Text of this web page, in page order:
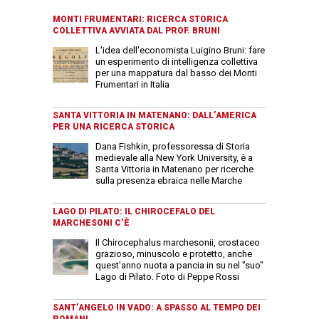
MONTI FRUMENTARI: RICERCA STORICA
COLLETTIVA AVVIATA DAL PROF. BRUNI
L'idea dell'economista Luigino Bruni: fare
un esperimento di intelligenza collettiva
per una mappatura dal basso dei Monti
Frumentari in Italia
SANTA VITTORIA IN MATENANO: DALL’AMERICA
PER UNA RICERCA STORICA
Dana Fishkin, professoressa di Storia
medievale alla New York University, è a
Santa Vittoria in Matenano per ricerche
sulla presenza ebraica nelle Marche
LAGO DI PILATO: IL CHIROCEFALO DEL
MARCHESONI C’È
Il Chirocephalus marchesonii, crostaceo
grazioso, minuscolo e protetto, anche
quest'anno nuota a pancia in su nel "suo"
Lago di Pilato. Foto di Peppe Rossi
SANT’ANGELO IN VADO: A SPASSO AL TEMPO DEI